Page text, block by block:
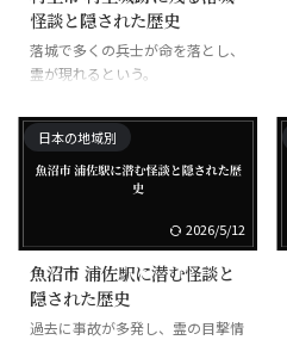
怪談と隠された歴史
落城で多くの兵士が命を落とし、
霊が現れるという。
日本の地域別
2026/5/12
魚沼市 浦佐駅に潜む怪談と
隠された歴史
過去に事故が多発し、霊の目撃情